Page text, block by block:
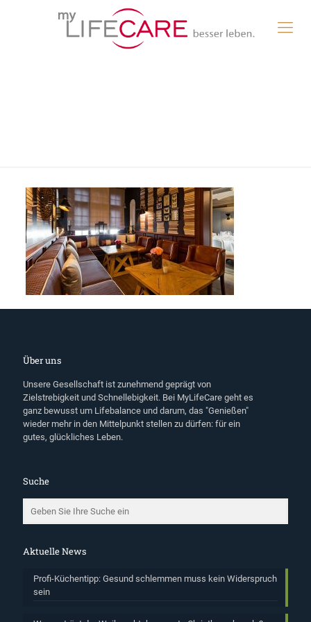
Über uns
Unsere Gesellschaft ist zunehmend geprägt von
Zielstrebigkeit und Schnellebigkeit. Bei MyLifeCare geht es
ganz bewusst um Lifebalance und darum, das "Genießen"
wieder mehr in den Mittelpunkt stellen zu dürfen: für ein
gutes, glückliches Leben.
Suche
Aktuelle News
Profi-Küchentipp: Gesund schlemmen muss kein Widerspruch
sein